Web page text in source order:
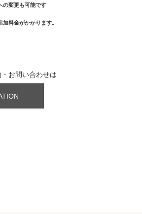
の変更も可能です
料金がかかります。
お問い合わせは